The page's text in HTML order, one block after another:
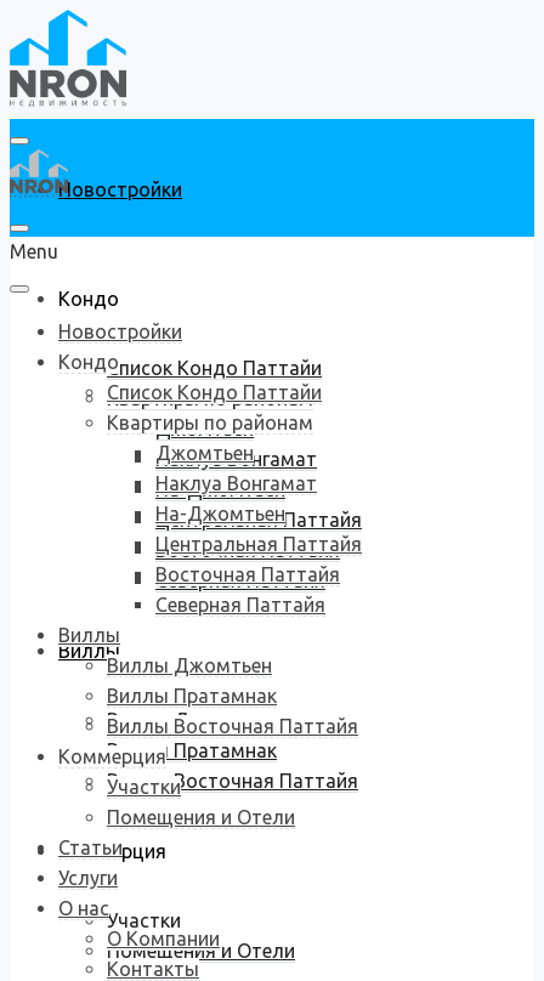
Новостройки
Кондо
Список Кондо Паттайи
Квартиры по районам
Джомтьен
Наклуа Вонгамат
На-Джомтьен
Центральная Паттайя
Восточная Паттайя
Северная Паттайя
Виллы
Виллы Джомтьен
Виллы Пратамнак
Виллы Восточная Паттайя
Коммерция
Участки
Помещения и Отели
Menu
Новостройки
Кондо
Список Кондо Паттайи
Квартиры по районам
Джомтьен
Наклуа Вонгамат
На-Джомтьен
Центральная Паттайя
Восточная Паттайя
Северная Паттайя
Виллы
Виллы Джомтьен
Виллы Пратамнак
Виллы Восточная Паттайя
Коммерция
Участки
Помещения и Отели
Статьи
Услуги
О нас
О Компании
Контакты